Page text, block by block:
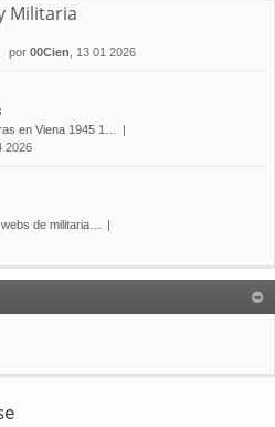
Militaria
por 00Cien , 13 01 2026
en Viena 1945 1…
2026
de militaria…